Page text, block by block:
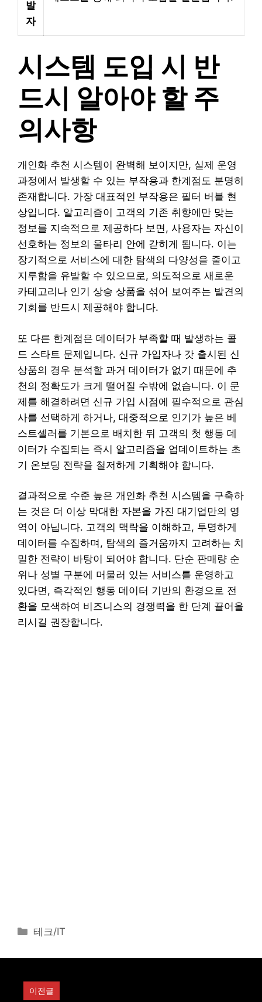
발
자
시스템 도입 시 반
드시 알아야 할 주
의사항
개인화 추천 시스템이 완벽해 보이지만, 실제 운영
과정에서 발생할 수 있는 부작용과 한계점도 분명히
존재합니다. 가장 대표적인 부작용은 필터 버블 현
상입니다. 알고리즘이 고객의 기존 취향에만 맞는
정보를 지속적으로 제공하다 보면, 사용자는 자신이
선호하는 정보의 울타리 안에 갇히게 됩니다. 이는
장기적으로 서비스에 대한 탐색의 다양성을 줄이고
지루함을 유발할 수 있으므로, 의도적으로 새로운
카테고리나 인기 상승 상품을 섞어 보여주는 발견의
기회를 반드시 제공해야 합니다.
또 다른 한계점은 데이터가 부족할 때 발생하는 콜
드 스타트 문제입니다. 신규 가입자나 갓 출시된 신
상품의 경우 분석할 과거 데이터가 없기 때문에 추
천의 정확도가 크게 떨어질 수밖에 없습니다. 이 문
제를 해결하려면 신규 가입 시점에 필수적으로 관심
사를 선택하게 하거나, 대중적으로 인기가 높은 베
스트셀러를 기본으로 배치한 뒤 고객의 첫 행동 데
이터가 수집되는 즉시 알고리즘을 업데이트하는 초
기 온보딩 전략을 철저하게 기획해야 합니다.
결과적으로 수준 높은 개인화 추천 시스템을 구축하
는 것은 더 이상 막대한 자본을 가진 대기업만의 영
역이 아닙니다. 고객의 맥락을 이해하고, 투명하게
데이터를 수집하며, 탐색의 즐거움까지 고려하는 치
밀한 전략이 바탕이 되어야 합니다. 단순 판매량 순
위나 성별 구분에 머물러 있는 서비스를 운영하고
있다면, 즉각적인 행동 데이터 기반의 환경으로 전
환을 모색하여 비즈니스의 경쟁력을 한 단계 끌어올
리시길 권장합니다.
카
고
테크/IT
이전글